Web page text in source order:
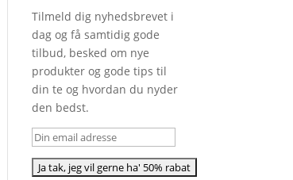
Tilmeld dig nyhedsbrevet i
dag og få samtidig gode
tilbud, besked om nye
produkter og gode tips til
din te og hvordan du nyder
den bedst.